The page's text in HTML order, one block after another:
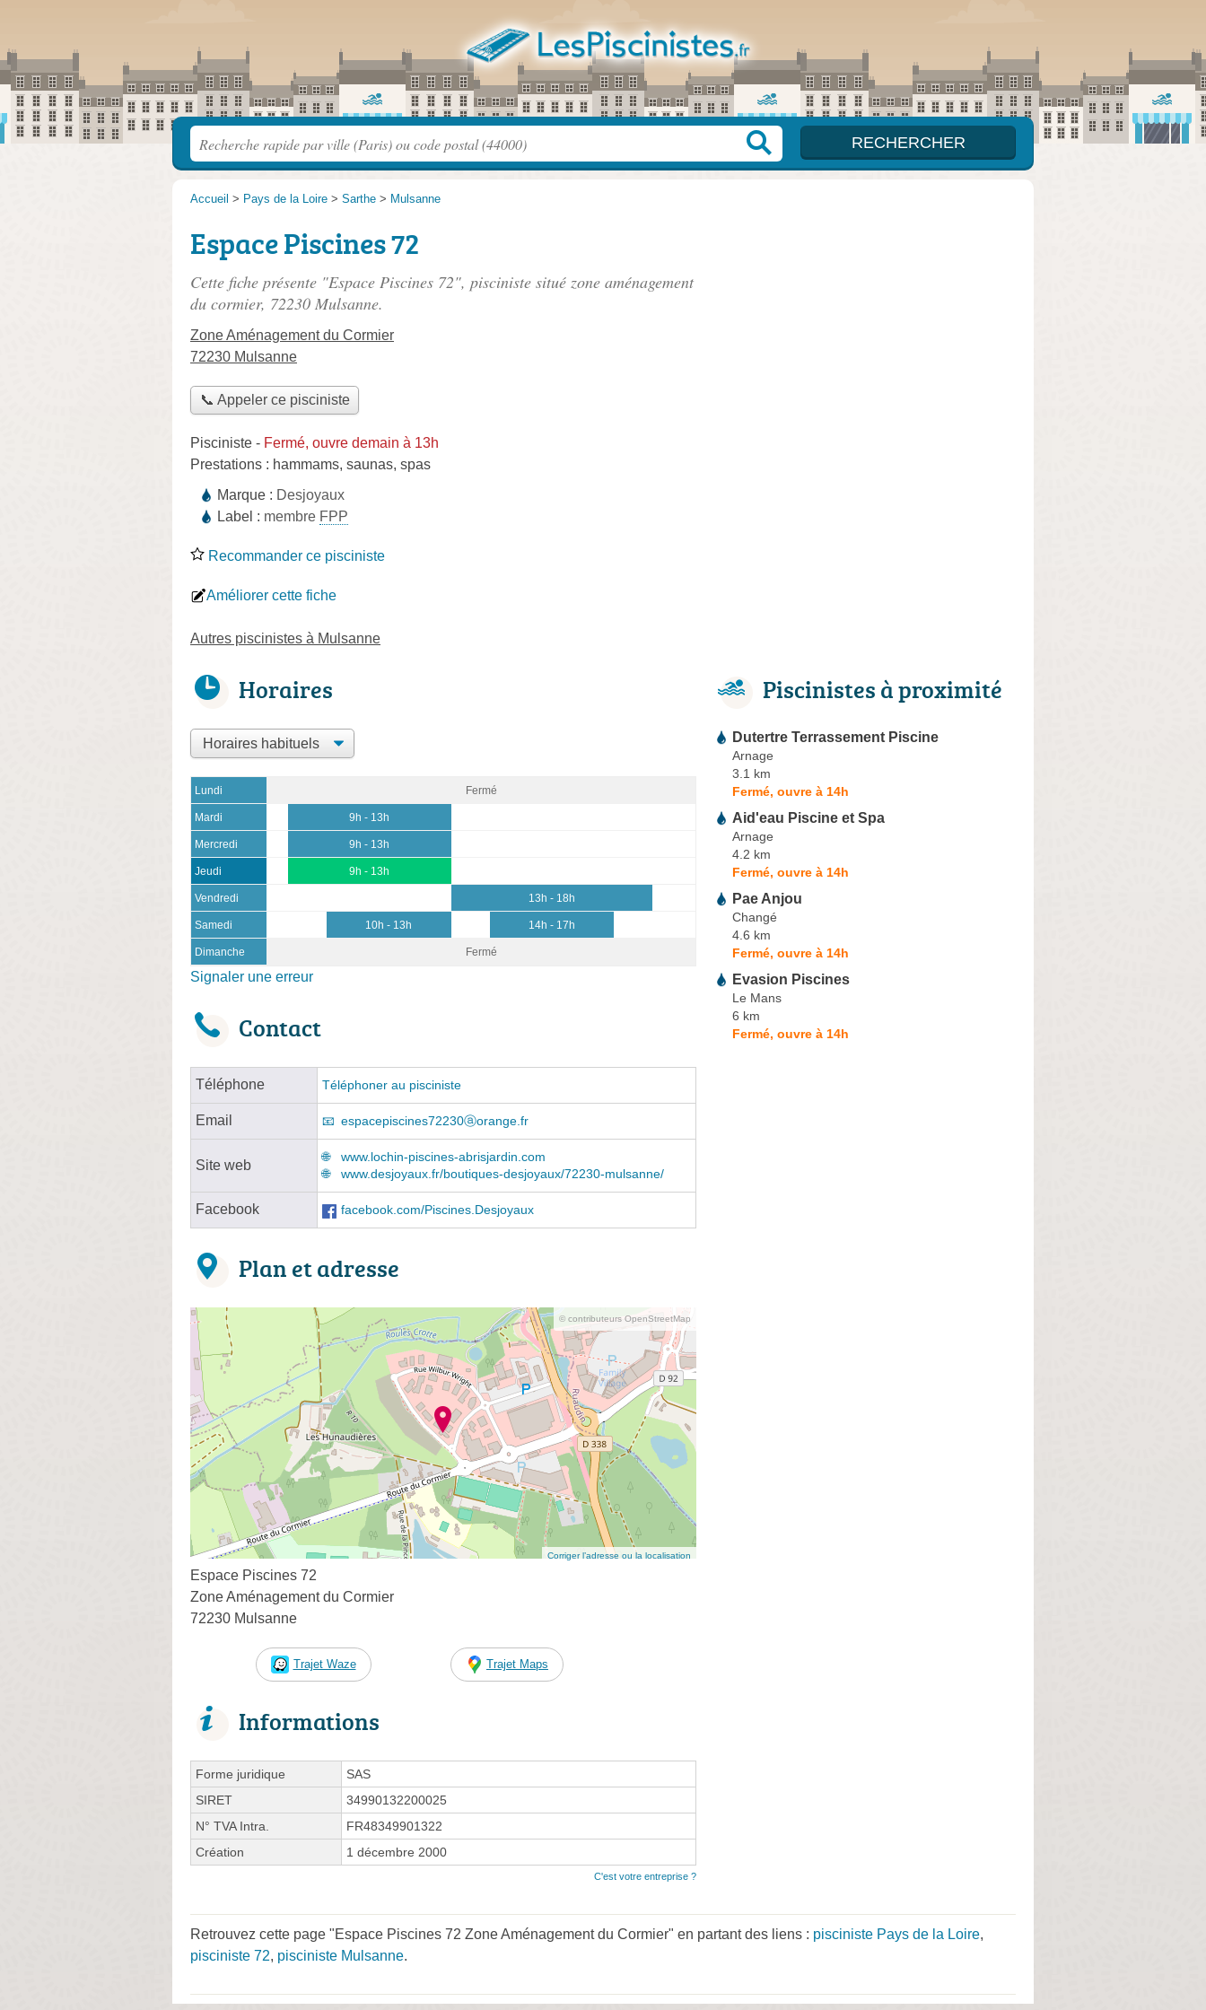
Accueil > Pays de la Loire > Sarthe > Mulsanne
Espace Piscines 72
Cette fiche présente "Espace Piscines 72", pisciniste situé zone aménagement
du cormier, 72230 Mulsanne.
Zone Aménagement du Cormier
72230 Mulsanne
📞 Appeler ce pisciniste
Pisciniste - Fermé, ouvre demain à 13h
Prestations : hammams, saunas, spas
Marque : Desjoyaux
Label : membre FPP
Recommander ce pisciniste
Améliorer cette fiche
Autres piscinistes à Mulsanne
Horaires
Lundi Fermé
Mardi 9h - 13h
Mercredi 9h - 13h
Jeudi 9h - 13h
Vendredi 13h - 18h
Samedi 10h - 13h 14h - 17h
Dimanche Fermé
Signaler une erreur
Contact
Téléphone Téléphoner au pisciniste
Email espacepiscines72230ⓐorange.fr
Site web
www.lochin-piscines-abrisjardin.com
www.desjoyaux.fr/boutiques-desjoyaux/72230-mulsanne/
Facebook facebook.com/Piscines.Desjoyaux
Plan et adresse
© contributeurs OpenStreetMap
Corriger l’adresse ou la localisation
Espace Piscines 72
Zone Aménagement du Cormier
72230 Mulsanne
Trajet Waze Trajet Maps
Informations
Forme juridique
SAS
SIRET
34990132200025
N° TVA Intra.
FR48349901322
Création
1 décembre 2000
C'est votre entreprise ?
Piscinistes à proximité
Dutertre Terrassement Piscine
Arnage
3.1 km
Fermé, ouvre à 14h
Aid'eau Piscine et Spa
Arnage
4.2 km
Fermé, ouvre à 14h
Pae Anjou
Changé
4.6 km
Fermé, ouvre à 14h
Evasion Piscines
Le Mans
6 km
Fermé, ouvre à 14h
Retrouvez cette page "Espace Piscines 72 Zone Aménagement du Cormier" en partant des liens : pisciniste Pays de la Loire,
pisciniste 72, pisciniste Mulsanne.